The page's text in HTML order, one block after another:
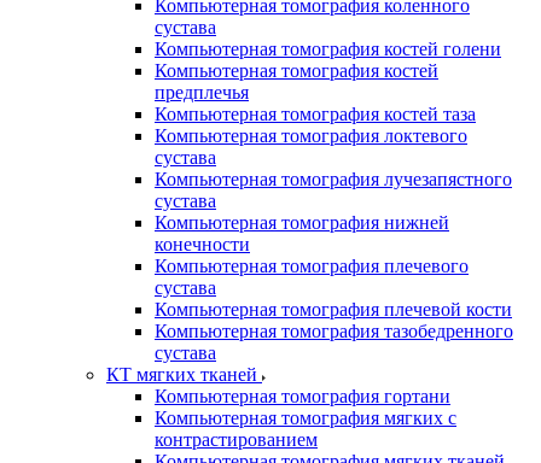
Компьютерная томография коленного
сустава
Компьютерная томография костей голени
Компьютерная томография костей
предплечья
Компьютерная томография костей таза
Компьютерная томография локтевого
сустава
Компьютерная томография лучезапястного
сустава
Компьютерная томография нижней
конечности
Компьютерная томография плечевого
сустава
Компьютерная томография плечевой кости
Компьютерная томография тазобедренного
сустава
КТ мягких тканей
Компьютерная томография гортани
Компьютерная томография мягких с
контрастированием